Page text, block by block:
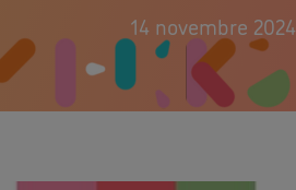
14 novembre 2024